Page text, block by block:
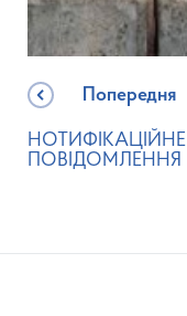
Попередня
НОТИФІКАЦІЙНЕ
ПОВІДОМЛЕННЯ